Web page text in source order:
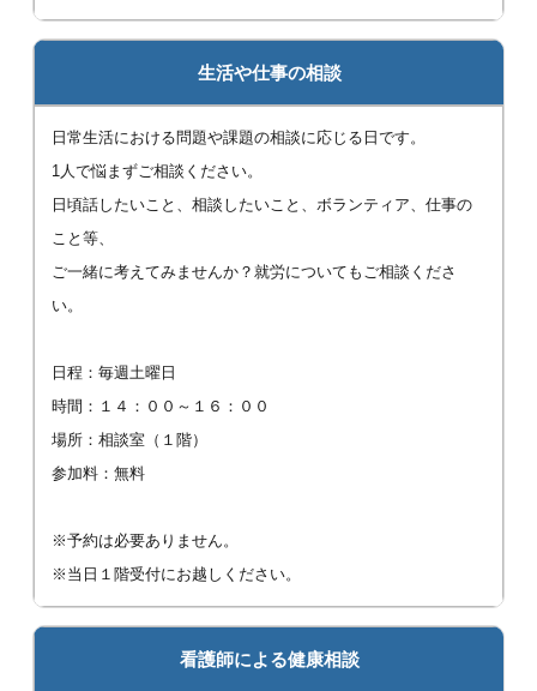
生活や仕事の相談
日常生活における問題や課題の相談に応じる日です。
1人で悩まずご相談ください。
日頃話したいこと、相談したいこと、ボランティア、仕事の
こと等、
ご一緒に考えてみませんか？就労についてもご相談くださ
い。
日程：毎週土曜日
時間：１４：００～１６：００
場所：相談室（１階）
参加料：無料
※予約は必要ありません。
※当日１階受付にお越しください。
看護師による健康相談